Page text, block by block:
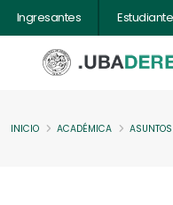
Ingresantes
INICIO ACADÉMICA